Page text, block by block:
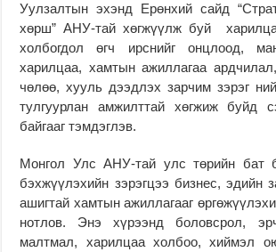
Уулзалтын эхэнд Ерөнхий сайд
хөрш” АНУ-тай хөгжүүлж буй
холбогдол өгч ирснийг онцлоод,
харилцаа, хамтын ажиллагаа
чөлөө, хууль дээдлэх зарчим зэрэг
тулгуурлан амжилттай хөгжиж буйд
байгааг тэмдэглэв.
Монгол Улс АНУ-тай улс төрийн бат
бэхжүүлэхийн зэрэгцээ бизнес, эдийн
ашигтай хамтын ажиллагааг
нотлов. Энэ хүрээнд боловсрол,
малтмал, харилцаа холбоо, хиймэл